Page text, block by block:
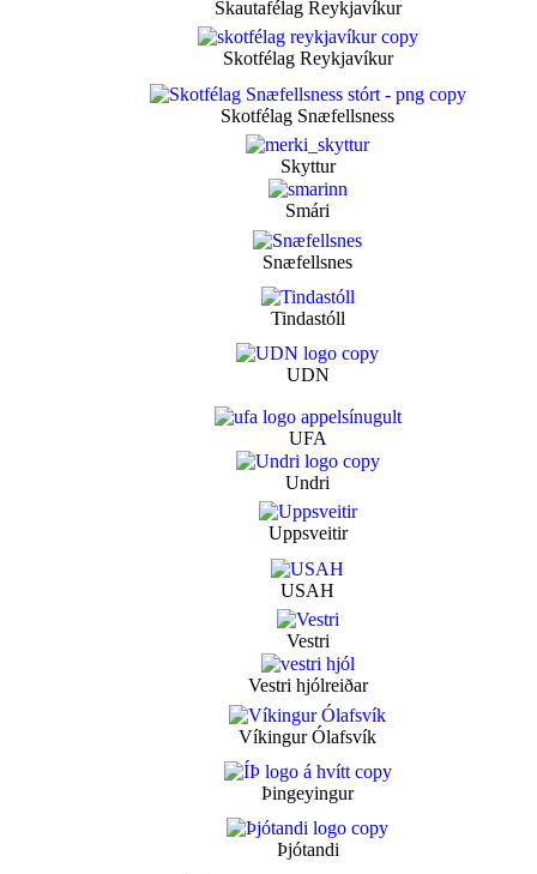
Skautafélag Reykjavíkur
Skotfélag Reykjavíkur
Skotfélag Snæfellsness
Skyttur
Smári
Snæfellsnes
Tindastóll
UDN
UFA
Undri
Uppsveitir
USAH
Vestri
Vestri hjólreiðar
Víkingur Ólafsvík
Þingeyingur
Þjótandi